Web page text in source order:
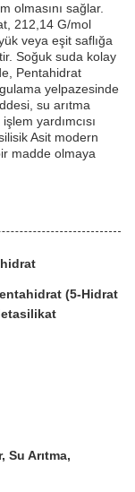
olmasını sağlar.
212,14 G/mol
veya eşit saflığa
Soğuk suda kolay
Pentahidrat
yelpazesinde
su arıtma
yardımcısı
Asit modern
madde olmaya
(5-Hidrat
Su Arıtma,